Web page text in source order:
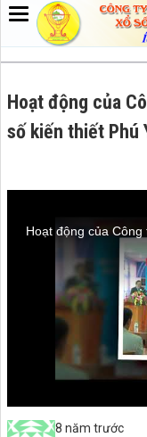
Hoạt động của
số kiến thiết Phú
8 năm trước